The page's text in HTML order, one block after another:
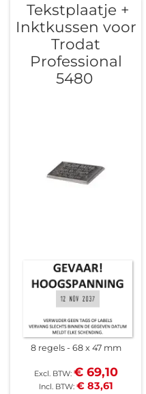
Tekstplaatje +
Inktkussen voor
Trodat
Professional
5480
8 regels 68 x 47 mm
€ 83,61
€ 69,10